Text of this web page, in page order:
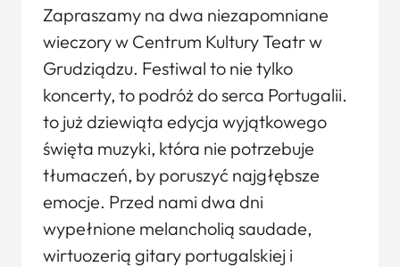
Zapraszamy na dwa niezapomniane
wieczory w Centrum Kultury Teatr w
Grudziądzu. Festiwal to nie tylko
koncerty, to podróż do serca Portugalii.
to już dziewiąta edycja wyjątkowego
święta muzyki, która nie potrzebuje
tłumaczeń, by poruszyć najgłębsze
emocje. Przed nami dwa dni
wypełnione melancholią saudade,
wirtuozerią gitary portugalskiej i